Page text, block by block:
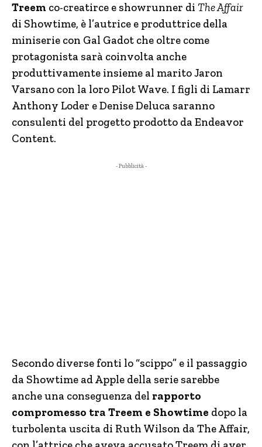
Treem co-creatirce e showrunner di The Affair
di Showtime, è l’autrice e produttrice della
miniserie con Gal Gadot che oltre come
protagonista sarà coinvolta anche
produttivamente insieme al marito Jaron
Varsano con la loro Pilot Wave. I figli di Lamarr
Anthony Loder e Denise Deluca saranno
consulenti del progetto prodotto da Endeavor
Content.
- Pubblicità -
Secondo diverse fonti lo “scippo” e il passaggio
da Showtime ad Apple della serie sarebbe
anche una conseguenza del rapporto
compromesso tra Treem e Showtime dopo la
turbolenta uscita di Ruth Wilson da The Affair,